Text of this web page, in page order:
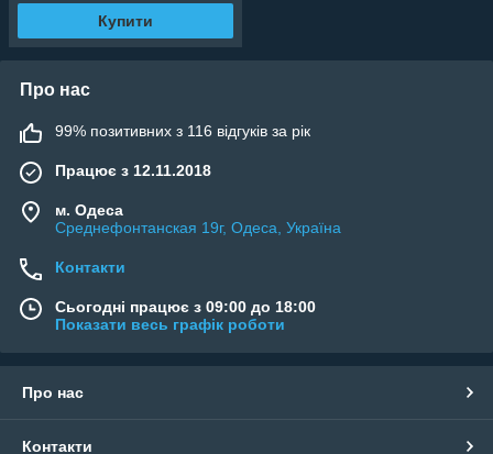
Купити
Про нас
99% позитивних з 116 відгуків за рік
Працює з 12.11.2018
м. Одеса
Среднефонтанская 19г, Одеса, Україна
Контакти
Сьогодні працює з 09:00 до 18:00
Показати весь графік роботи
Про нас
Контакти